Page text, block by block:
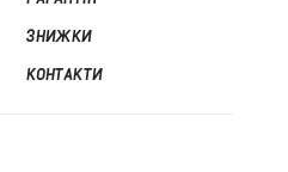
ЗНИЖКИ
КОНТАКТИ